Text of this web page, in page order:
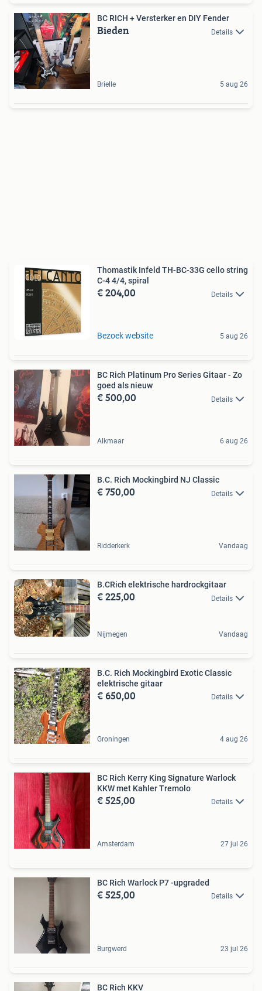
BC RICH + Versterker en DIY Fender
Bieden Details
Brielle 5 aug 26
Thomastik Infeld TH-BC-33G cello string
C-4 4/4, spiral
€ 204,00 Details
Bezoek website 5 aug 26
BC Rich Platinum Pro Series Gitaar - Zo
goed als nieuw
€ 500,00 Details
Alkmaar 6 aug 26
B.C. Rich Mockingbird NJ Classic
€ 750,00 Details
Ridderkerk Vandaag
B.CRich elektrische hardrockgitaar
€ 225,00 Details
Nijmegen Vandaag
B.C. Rich Mockingbird Exotic Classic
elektrische gitaar
€ 650,00 Details
Groningen 4 aug 26
BC Rich Kerry King Signature Warlock
KKW met Kahler Tremolo
€ 525,00 Details
Amsterdam 27 jul 26
BC Rich Warlock P7 -upgraded
€ 525,00 Details
Burgwerd 23 jul 26
BC Rich KKV